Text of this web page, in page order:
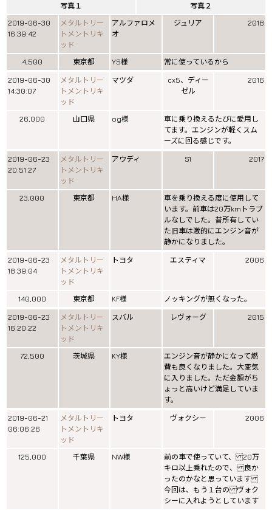
写真１
写真２
2019-06-30
16:39:42
メタルトリー
トメントリキ
ッド
アルファロメ
オ
ジュリア 2018
4,500 東京都 YS様
常に使っているから
2019-06-30
14:30:07
メタルトリー
トメントリキ
ッド
マツダ
cx5、ディー
ゼル
2016
26,000 山口県 og様
車に乗り換えるたびに愛用し
てます。エンジンが軽くスム
ーズに回る感じです。
2019-06-23
20:51:27
メタルトリー
トメントリキ
ッド
アウディ S1 2017
23,000 東京都 HA様
車を乗り換える度に使用して
います。前車は20万kmトラブ
ルなしでした。昔所有してい
た旧車は激的にエンジン音が
静かになりました。
2019-06-23
18:39:04
メタルトリー
トメントリキ
ッド
トヨタ エスティマ 2006
140,000 東京都 KF様
ノッキングが無くなった。
2019-06-23
16:20:22
メタルトリー
トメントリキ
ッド
スバル レヴォーグ 2015
72,500 茨城県 KY様
エンジン音が静かになって燃
費も良くなりました。大変気
に入りました。ただ金額がち
ょっと高いけど満足していま
す。
2019-06-21
06:06:26
メタルトリー
トメントリキ
ッド
トヨタ ヴォクシー 2006
125,000 千葉県 NW様
前の車で使っていて、 20万
キロ以上乗れたので、 良か
ったのかなと思っています
今回は、もう１台の ヴォク
シーに入れようとしています